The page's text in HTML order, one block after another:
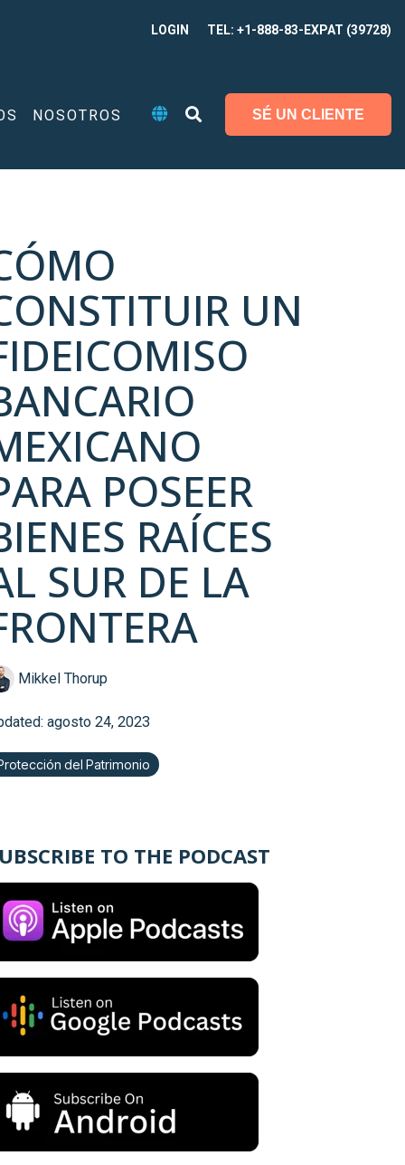
LOGIN TEL: +1-888-83-EXPAT (39728)
NOSOTROS SÉ UN CLIENTE
UN
POSEER
RAÍCES
SUR DE LA
Mikkel Thorup
agosto 24, 2023
del Patrimonio
TO THE PODCAST